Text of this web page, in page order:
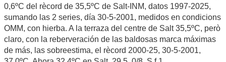
0,6ºC del rècord de 35,5ºC de Salt-INM, datos 1997-2025,
sumando las 2 series, día 30-5-2001, medidos en condicions
OMM, con hierba. A la terraza del centre de Salt 35,5ºC, però
claro, con la reberveración de las baldosas marca máximas
de más, las sobreestima, el rècord 2000-25, 30-5-2001,